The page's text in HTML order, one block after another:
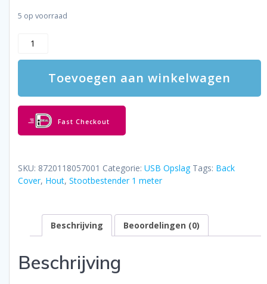
5 op voorraad
LUXWALLET
Cherrywood
PRO
Houten
Hoesje
Back
Cover
Hout
Toevoegen aan winkelwagen
Fast Checkout
SKU: 8720118057001 Categorie: USB Opslag Tags: Back
Cover, Hout, Stootbestender 1 meter
Beschrijving Beoordelingen (0)
Beschrijving